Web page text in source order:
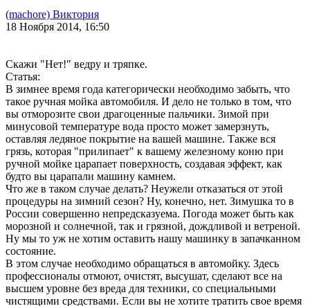
(machore) Виктория
18 Ноября 2014, 16:50
Скажи "Нет!" ведру и тряпке.
Статья:
В зимнее время года категорически необходимо забыть, что
такое ручная мойка автомобиля. И дело не только в том, что
вы отморозите свои драгоценные пальчики. Зимой при
минусовой температуре вода просто может замерзнуть,
оставляя ледяное покрытие на вашей машине. Также вся
грязь, которая "прилипает" к вашему железному коню при
ручной мойке царапает поверхность, создавая эффект, как
будто вы царапали машину камнем.
Что же в таком случае делать? Неужели отказаться от этой
процедуры на зимний сезон? Ну, конечно, нет. Зимушка то в
России совершенно непредсказуема. Погода может быть как
морозной и солнечной, так и грязной, дождливой и ветреной.
Ну мы то уж не хотим оставить нашу машинку в запачканном
состояние.
В этом случае необходимо обращаться в автомойку. Здесь
профессионалы отмоют, очистят, высушат, сделают все на
высшем уровне без вреда для техники, со специальными
чистящими средствами. Если вы не хотите тратить свое время